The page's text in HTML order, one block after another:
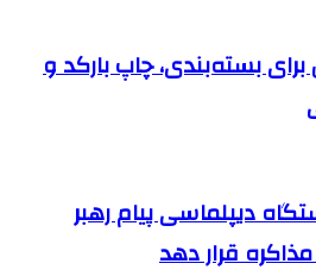
برای بسته‌بندی، چاپ بارکد و
دیپلماسی پیام رهبر
قرار دهد